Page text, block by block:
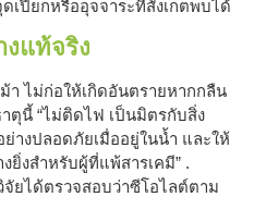
เปียกหรืออุจจาระที่สังเกตพบได้
แท้จริง
า ไม่ก่อให้เกิดอันตรายหากกลืน
ตุนี้ “ไม่ติดไฟ เป็นมิตรกับสิ่ง
างปลอดภัยเมื่ออยู่ในน้ำ และให้
ยิ่งสำหรับผู้ที่แพ้สารเคมี” .
ยได้ตรวจสอบว่าซีโอไลต์ตาม